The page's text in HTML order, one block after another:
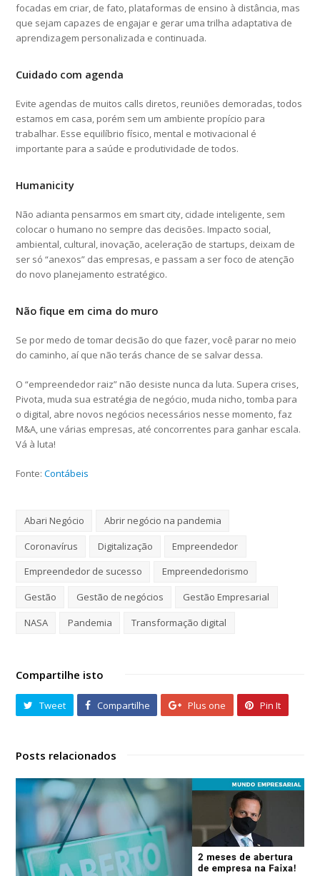
focadas em criar, de fato, plataformas de ensino à distância, mas
que sejam capazes de engajar e gerar uma trilha adaptativa de
aprendizagem personalizada e continuada.
Cuidado com agenda
Evite agendas de muitos calls diretos, reuniões demoradas, todos
estamos em casa, porém sem um ambiente propício para
trabalhar. Esse equilíbrio físico, mental e motivacional é
importante para a saúde e produtividade de todos.
Humanicity
Não adianta pensarmos em smart city, cidade inteligente, sem
colocar o humano no sempre das decisões. Impacto social,
ambiental, cultural, inovação, aceleração de startups, deixam de
ser só “anexos” das empresas, e passam a ser foco de atenção
do novo planejamento estratégico.
Não fique em cima do muro
Se por medo de tomar decisão do que fazer, você parar no meio
do caminho, aí que não terás chance de se salvar dessa.
O “empreendedor raiz” não desiste nunca da luta. Supera crises,
Pivota, muda sua estratégia de negócio, muda nicho, tomba para
o digital, abre novos negócios necessários nesse momento, faz
M&A, une várias empresas, até concorrentes para ganhar escala.
Vá à luta!
Fonte:Contábeis
Abari Negócio
Abrir negócio na pandemia
Coronavírus
Digitalização
Empreendedor
Empreendedor de sucesso
Empreendedorismo
Gestão
Gestão de negócios
Gestão Empresarial
NASA
Pandemia Transformação digital
Compartilhe isto
Tweet Compartilhe Plus one Pin It
Posts relacionados